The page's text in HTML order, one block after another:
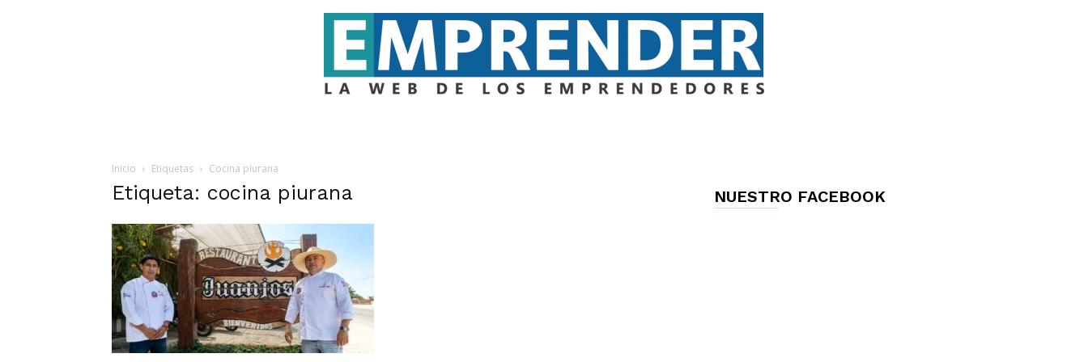
Inicio
Etiquetas Cocina piurana
Etiqueta: cocina piurana NUESTRO FACEBOOK